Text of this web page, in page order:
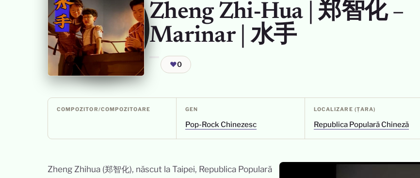
Zheng Zhi-Hua | 郑智化 –
Marinar | 水手
❤0
COMPOZITOR/COMPOZITOARE GEN
Pop-Rock Chinezesc
LOCALIZARE (ȚARA)
Republica Populară Chineză
Zheng Zhihua (郑智化), născut la Taipei, Republica Populară